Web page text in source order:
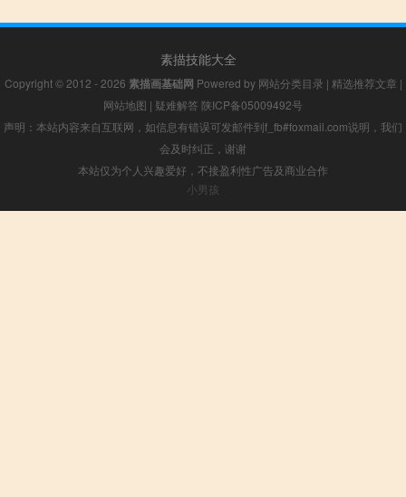
素描技能大全
Copyright © 2012 - 2026 素描画基础网 Powered by 网站分类目录 | 精选推荐文章 |
网站地图 | 疑难解答 陕ICP备05009492号
声明：本站内容来自互联网，如信息有错误可发邮件到f_fb#foxmail.com说明，我们
会及时纠正，谢谢
本站仅为个人兴趣爱好，不接盈利性广告及商业合作
小男孩